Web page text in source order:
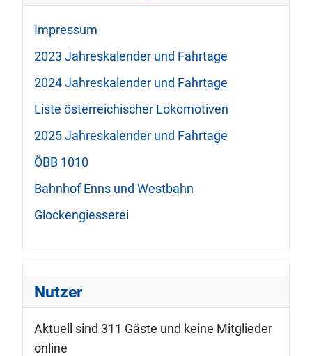
Impressum
2023 Jahreskalender und Fahrtage
2024 Jahreskalender und Fahrtage
Liste österreichischer Lokomotiven
2025 Jahreskalender und Fahrtage
ÖBB 1010
Bahnhof Enns und Westbahn
Glockengiesserei
Nutzer
Aktuell sind 311 Gäste und keine Mitglieder
online